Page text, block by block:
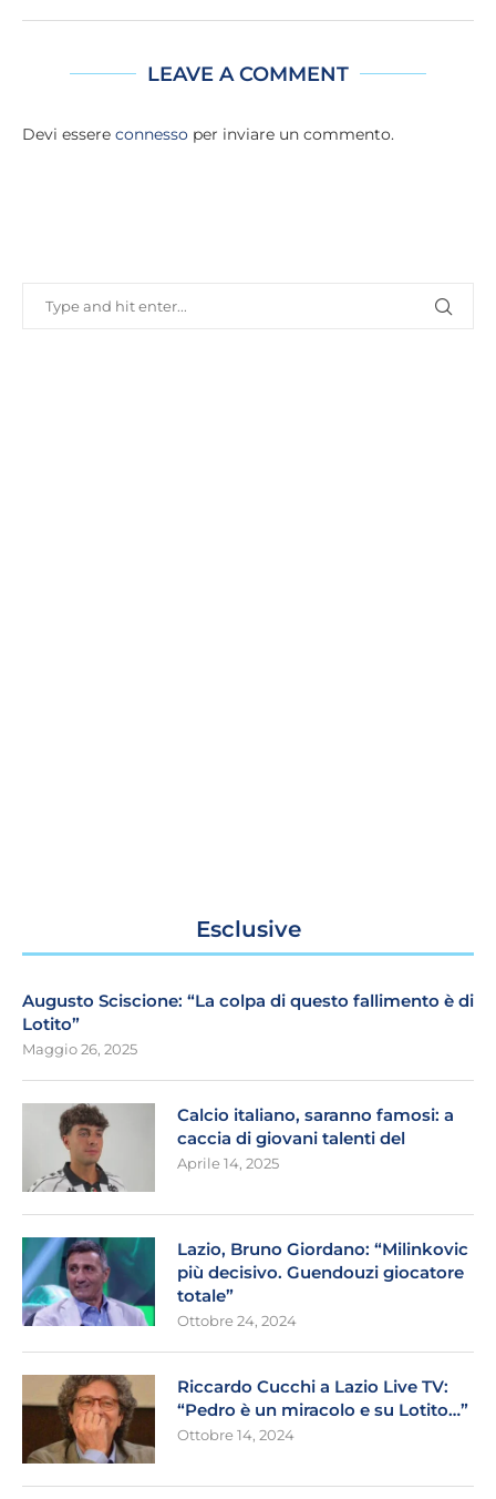
LEAVE A COMMENT
Devi essere connesso per inviare un commento.
Esclusive
Augusto Sciscione: “La colpa di questo fallimento è di
Lotito”
Maggio 26, 2025
Calcio italiano, saranno famosi: a
caccia di giovani talenti del
Aprile 14, 2025
Lazio, Bruno Giordano: “Milinkovic
più decisivo. Guendouzi giocatore
totale”
Ottobre 24, 2024
Riccardo Cucchi a Lazio Live TV:
“Pedro è un miracolo e su Lotito…”
Ottobre 14, 2024